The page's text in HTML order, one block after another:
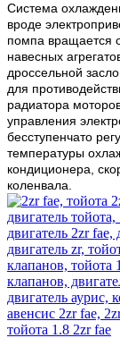
Система
вроде
помпа вращается
навесных
дроссельной
для
радиатора
управления
бесступенчато
температуры
кондиционера,
коленвала.